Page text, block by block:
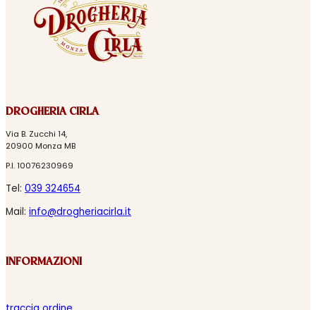
DROGHERIA CIRLA
Via B. Zucchi 14,
20900 Monza MB
P.I. 10076230969
Tel: 039 324654
Mail: info@drogheriacirla.it
INFORMAZIONI